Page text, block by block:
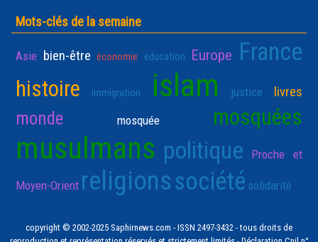
Mots-clés de la semaine
Asie bien-être économie éducation Europe France
histoire immigration islam justice livres
monde mosquée mosquées
musulmans politique Proche et
Moyen-Orient religionssociété solidarité
copyright © 2002-2025 Saphirnews.com - ISSN 2497-3432 - tous droits de